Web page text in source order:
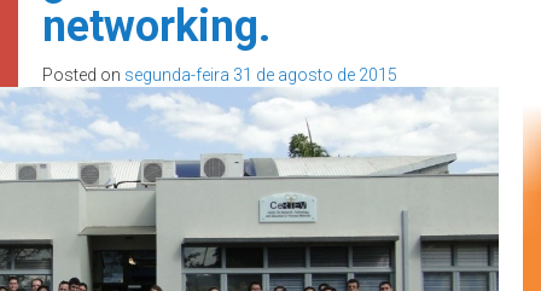
networking.
Posted on segunda-feira 31 de agosto de 2015